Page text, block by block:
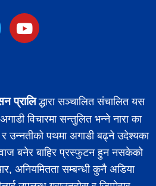
प्रालिद्धारा सञ्चालित संचालित यस
विचारमा सन्तुलित भन्ने नारा का
उन्नतीको पथमा अगाडी बढ्ने उदेश्यका
बनेर बाहिर प्रस्फुटन हुन नसकेको
अनियमितता सम्बन्धी कुनै अडिया